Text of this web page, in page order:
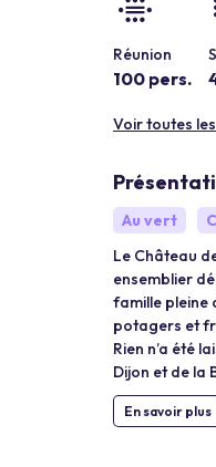
Réunion
100 pers.
Voir toutes
Au vert
Le Château
ensemblier
famille pleine
potagers et
Rien n’a été
Dijon et de la
En savoir plus